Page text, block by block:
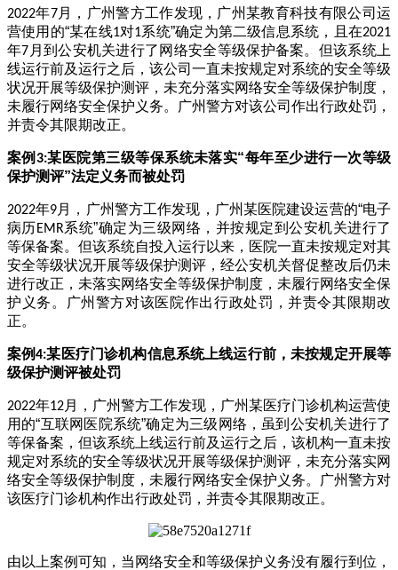
2022年7月，广州警方工作发现，广州某教育科技有限公司运
营使用的“某在线1对1系统”确定为第二级信息系统，且在2021
年7 月到公安机关进行了网络安全等级保护备案。但该系统上
线运行前及运行之后，该公司一直未按规定对系统的安全等级
状况开展等级保护测评，未充分落实网络安全等级保护制度，
未履行网络安全保护义务。广州警方对该公司作出行政处罚，
并责令其限期改正。
案例 3:某医院第三级等保系统未落实“每年至少进行一次等级
保护测评”法定义务而被处罚
2022年9月，广州警方工作发现，广州某医院建设运营的“电子
病历EMR系统”确定为三级网络，并按规定到公安机关进行了
等保备案。但该系统自投入运行以来，医院一直未按规定对其
安全等级状况开展等级保护测评，经公安机关督促整改后仍未
进行改正，未落实网络安全等级保护制度，未履行网络安全保
护义务。广州警方对该医院作出行政处罚，并责令其限期改
正。
案例4:某医疗门诊机构信息系统上线运行前，未按规定开展等
级保护测评被处罚
2022年12月，广州警方工作发现，广州某医疗门诊机构运营使
用的“互联网医院系统”确定为三级网络，虽到公安机关进行了
等保备案，但该系统上线运行前及运行之后，该机构一直未按
规定对系统的安全等级状况开展等级保护测评，未充分落实网
络安全等级保护制度，未履行网络安全保护义务。广州警方对
该医疗门诊机构作出行政处罚，并责令其限期改正。
由以上案例可知，当网络安全和等级保护义务没有履行到位，